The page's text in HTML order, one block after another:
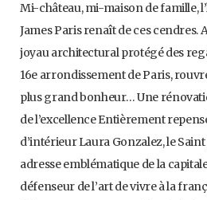
Mi-château, mi-maison de famille,
James Paris renaît de ces cendres.
joyau architectural protégé des
16e arrondissement de Paris,
plus grand bonheur… Une
de l’excellence Entièrement
d’intérieur Laura Gonzalez, le Saint
adresse emblématique de la
défenseur de l’art de vivre à la